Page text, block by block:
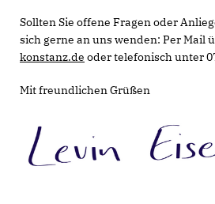
Sollten Sie offene Fragen oder
sich gerne an uns wenden: Per Mail
konstanz.de oder telefonisch unter
Mit freundlichen Grüßen